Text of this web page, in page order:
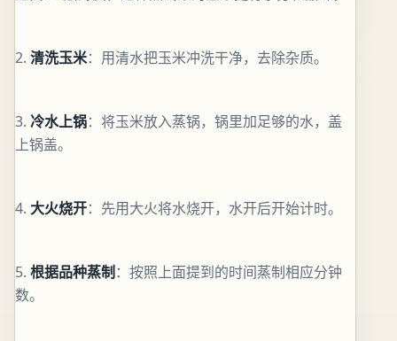
2. 清洗玉米：用清水把玉米冲洗干净，去除杂质。
3. 冷水上锅：将玉米放入蒸锅，锅里加足够的水，盖
上锅盖。
4. 大火烧开：先用大火将水烧开，水开后开始计时。
5. 根据品种蒸制：按照上面提到的时间蒸制相应分钟
数。